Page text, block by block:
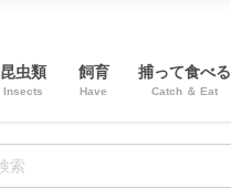
昆虫類
Insects
飼育
Have
捕って食べる
Catch ＆ Eat